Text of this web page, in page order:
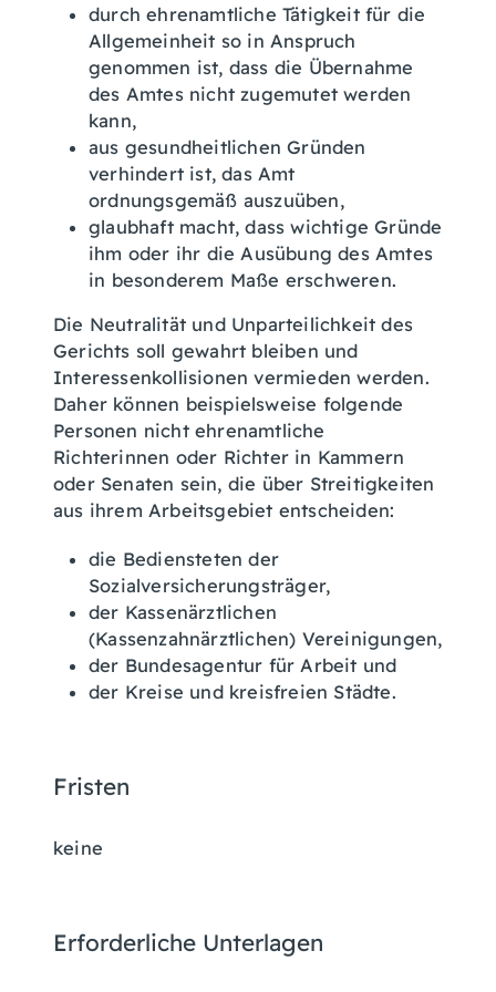
durch ehrenamtliche Tätigkeit für die
Allgemeinheit so in Anspruch
genommen ist, dass die Übernahme
des Amtes nicht zugemutet werden
kann,
aus gesundheitlichen Gründen
verhindert ist, das Amt
ordnungsgemäß auszuüben,
glaubhaft macht, dass wichtige Gründe
ihm oder ihr die Ausübung des Amtes
in besonderem Maße erschweren.
Die Neutralität und Unparteilichkeit des
Gerichts soll gewahrt bleiben und
Interessenkollisionen vermieden werden.
Daher können beispielsweise folgende
Personen nicht ehrenamtliche
Richterinnen oder Richter in Kammern
oder Senaten sein, die über Streitigkeiten
aus ihrem Arbeitsgebiet entscheiden:
die Bediensteten der
Sozialversicherungsträger,
der Kassenärztlichen
(Kassenzahnärztlichen) Vereinigungen,
der Bundesagentur für Arbeit und
der Kreise und kreisfreien Städte.
Fristen
keine
Erforderliche Unterlagen